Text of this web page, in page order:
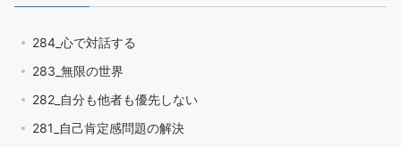
284_心で対話する
283_無限の世界
282_自分も他者も優先しない
281_自己肯定感問題の解決